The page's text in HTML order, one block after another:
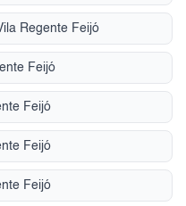
Regente Feijó
Feijó
Feijó
Feijó
Feijó